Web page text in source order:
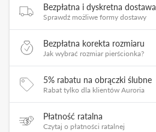
Bezpłatna i dyskretna dostawa
Sprawdź możliwe formy dostawy
Bezpłatna korekta rozmiaru
Jak wybrać rozmiar pierścionka?
5% rabatu na obrączki ślubne
Rabat tylko dla klientów Auroria
Płatność ratalna
Czytaj o płatności ratalnej